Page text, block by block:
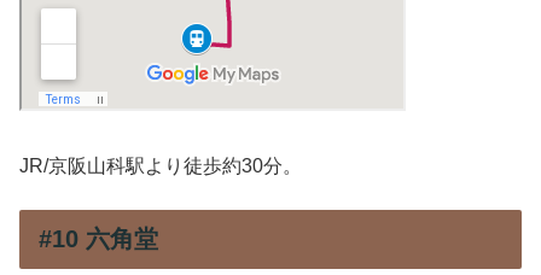
JR/京阪山科駅より徒歩約30分。
#10 六角堂